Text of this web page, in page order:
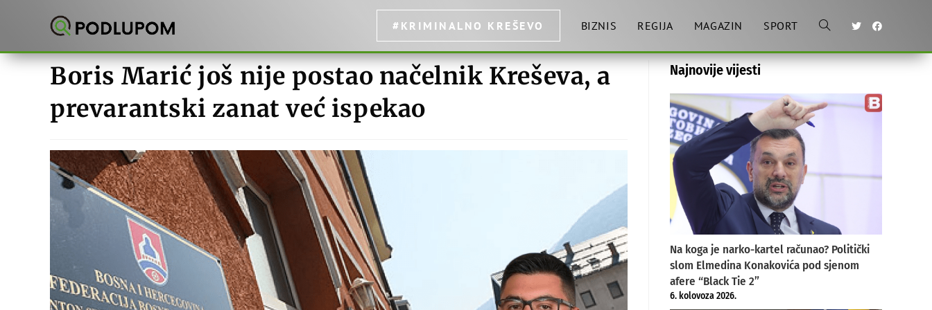
#KRIMINALNO KREŠEVO BIZNIS REGIJA MAGAZIN SPORT Toggle
Boris Marić još nije postao načelnik Kreševa, a
prevarantski zanat već ispekao
Najnovije vijesti
Na koga je narko-kartel računao? Politički
slom Elmedina Konakovića pod sjenom
afere “Black Tie 2”
6. kolovoza 2026.